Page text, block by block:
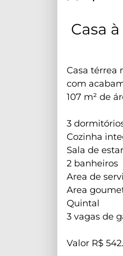
Casa
Casa térrea
com
107 m² de
3
Cozinha
Sala de
2 banheiros
Area de
Area
Quintal
3 vagas de
Valor R$